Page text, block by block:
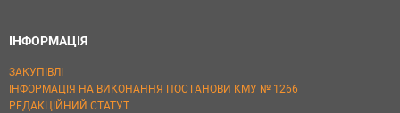
ІНФОРМАЦІЯ
ЗАКУПІВЛІ
ІНФОРМАЦІЯ НА ВИКОНАННЯ ПОСТАНОВИ КМУ № 1266
РЕДАКЦІЙНИЙ СТАТУТ